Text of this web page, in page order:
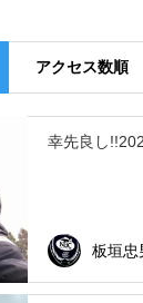
アクセス数順
幸先良し
板垣忠